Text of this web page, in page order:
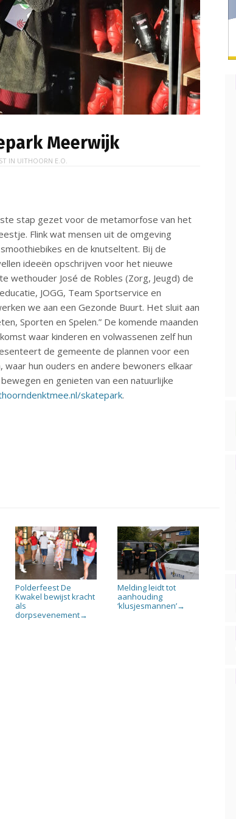
Meerwijk
IN UITHOORN E.O.
stap gezet voor de metamorfose van het
Flink wat mensen uit de omgeving
en de knutseltent. Bij de
ideeën opschrijven voor het nieuwe
wethouder José de Robles (Zorg, Jeugd) de
JOGG, Team Sportservice en
we aan een Gezonde Buurt. Het sluit aan
Sporten en Spelen.” De komende maanden
waar kinderen en volwassenen zelf hun
de gemeente de plannen voor een
waar hun ouders en andere bewoners elkaar
en genieten van een natuurlijke
skatepark.
Polderfeest De
Kwakel bewijst kracht
als
dorpsevenement→
Melding leidt tot
aanhouding
‘klusjesmannen’→